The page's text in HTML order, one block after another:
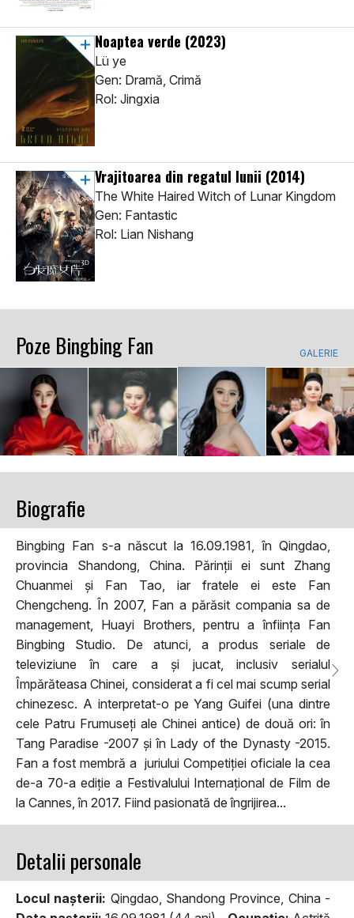
Noaptea verde (2023)
Lü ye
Gen: Dramă, Crimă
Rol: Jingxia
Vrajitoarea din regatul lunii (2014)
The White Haired Witch of Lunar Kingdom
Gen: Fantastic
Rol: Lian Nishang
Poze Bingbing Fan GALERIE
Biografie
Bingbing Fan s-a născut la 16.09.1981, în Qingdao,
provincia Shandong, China. Părinții ei sunt Zhang
Chuanmei și Fan Tao, iar fratele ei este Fan
Chengcheng. În 2007, Fan a părăsit compania sa de
management, Huayi Brothers, pentru a înființa Fan
Bingbing Studio. De atunci, a produs seriale de
televiziune în care a și jucat, inclusiv serialul
Împărăteasa Chinei, considerat a fi cel mai scump serial
chinezesc. A interpretat-o pe Yang Guifei (una dintre
cele Patru Frumuseți ale Chinei antice) de două ori: în
Tang Paradise -2007 și în Lady of the Dynasty -2015.
Fan a fost membră a juriului Competiției oficiale la cea
de-a 70-a ediție a Festivalului Internațional de Film de
la Cannes, în 2017. Fiind pasionată de îngrijirea...
Detalii personale
Locul naşterii: Qingdao, Shandong Province, China -